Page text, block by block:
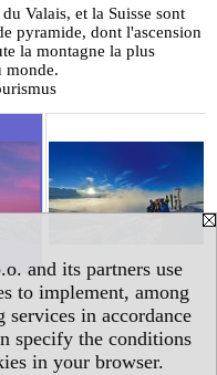
and its partners use
to implement, among
services in accordance
specify the conditions
in your browser.
Valais, et la Suisse sont
pyramide, dont l'ascension
la montagne la plus
monde.